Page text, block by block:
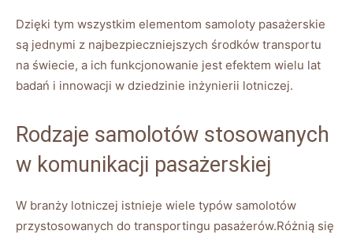
Dzięki tym wszystkim elementom samoloty pasażerskie
są jednymi z najbezpieczniejszych środków transportu
na świecie, a ich funkcjonowanie jest efektem wielu lat
badań i innowacji w dziedzinie inżynierii lotniczej.
Rodzaje samolotów stosowanych
w komunikacji pasażerskiej
W branży lotniczej istnieje wiele typów samolotów
przystosowanych do transportingu pasażerów.Różnią się